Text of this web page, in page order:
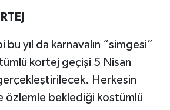
bu yıl da karnavalın “simgesi”
kortej geçişi 5 Nisan
Herkesin
özlemle beklediği kostümlü